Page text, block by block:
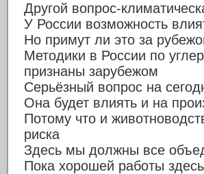
Другой вопрос-
У России возможность
Но примут ли это за
Методики в России по
признаны зарубежом
Серьёзный вопрос на
Она будет влиять и на
Потому что и
риска
Здесь мы должны все
Пока хорошей работы